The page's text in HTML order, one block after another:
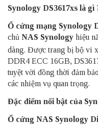
Synology DS3617xs là gì
Ổ cứng mạng Synology
chủ NAS Synology hiệu
dàng. Được trang bị bộ vi
DDR4 ECC 16GB,
tuyệt vời đồng thời đảm
các nhiệm vụ quan trọng.
Đặc điểm nổi bật của
Ổ cứng NAS Synology